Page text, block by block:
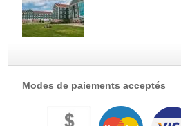
Modes de paiements acceptés